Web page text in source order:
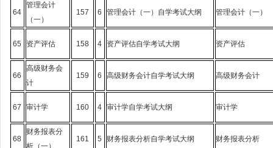
64
管理会计
（一）
157 6 管理会计（一）自学考试大纲 管理会计（一）
65 资产评估 158 4 资产评估自学考试大纲 资产评估
66
高级财务会
计
159 6 高级财务会计自学考试大纲 高级财务会计
67 审计学 160 4 审计学自学考试大纲 审计学
68
财务报表分
析（一）
161 5 财务报表分析自学考试大纲 财务报表分析